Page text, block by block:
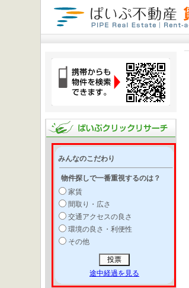
みんなのこだわり
物件探しで一番重視するのは？
家賃
間取り・広さ
交通アクセスの良さ
環境の良さ・利便性
その他
途中経過を見る